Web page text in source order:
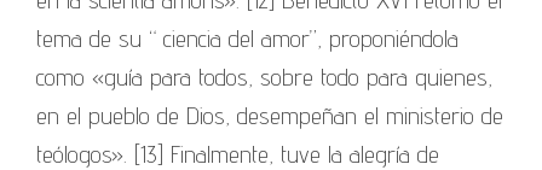
tema de su “ ciencia del amor”, proponiéndola
como «guía para todos, sobre todo para quienes,
en el pueblo de Dios, desempeñan el ministerio de
teólogos». [13] Finalmente, tuve la alegría de